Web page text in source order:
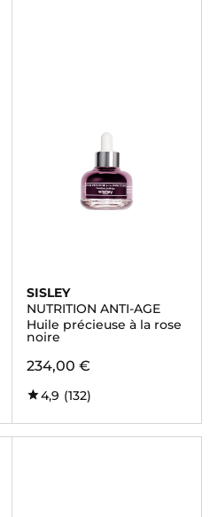
SISLEY
NUTRITION ANTI-AGE
Huile précieuse à la rose
noire
234,00 €
4,9 (132)